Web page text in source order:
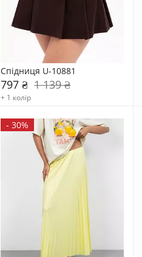
Спідниця U-10881
797 ₴ 1 139 ₴
+ 1 колір
-30%